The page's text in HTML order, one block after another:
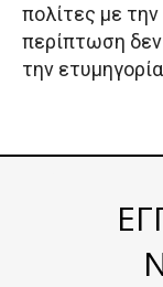
πολίτες με
περίπτωση
την